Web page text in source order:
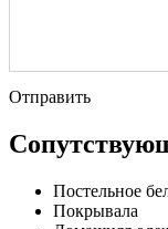
Отправить
Постельное
Покрывала